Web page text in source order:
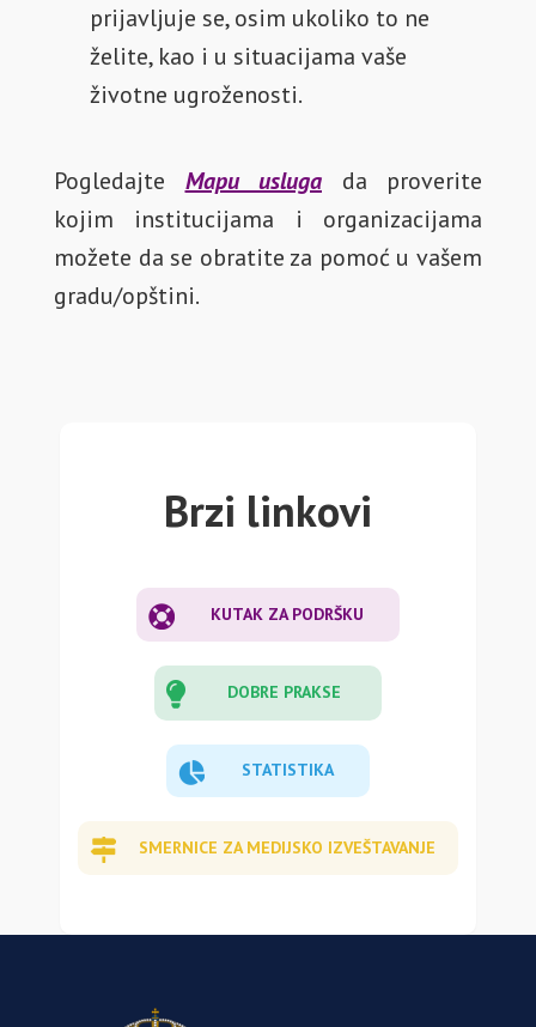
prijavljuje se, osim ukoliko to ne
želite, kao i u situacijama vaše
životne ugroženosti.
Pogledajte Mapu usluga da proverite
kojim institucijama i organizacijama
možete da se obratite za pomoć u vašem
gradu/opštini.
Brzi linkovi
KUTAK ZA PODRŠKU
DOBRE PRAKSE
STATISTIKA
SMERNICE ZA MEDIJSKO IZVEŠTAVANJE